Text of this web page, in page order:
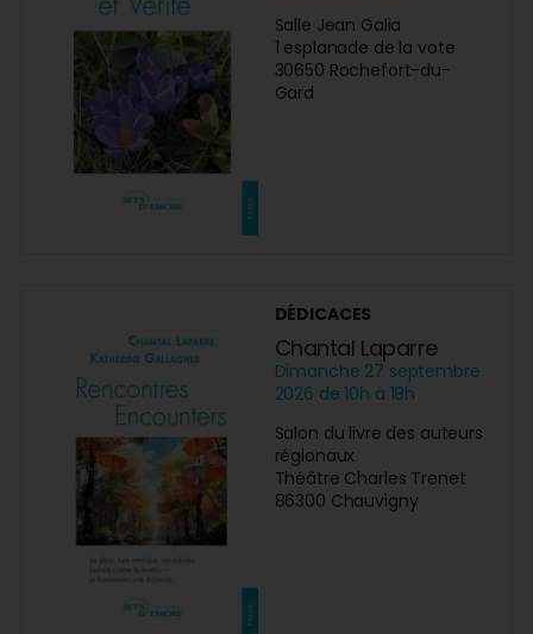
Salle Jean Galia
1 esplanade de la vote
30650 Rochefort-du-
Gard
DÉDICACES
Chantal Laparre
Dimanche 27 septembre
2026 de 10h à 18h
Salon du livre des auteurs
régionaux
Théâtre Charles Trenet
86300 Chauvigny